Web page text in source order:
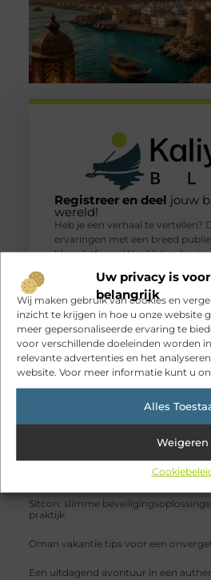
Uw privacy is
belangrijk
Wij maken gebruik van cookies en
inzicht te krijgen in hoe u onze website
meer gepersonaliseerde ervaring te
voor verschillende doeleinden worden
relevante advertenties en het
website. Voor meer informatie kunt u
Alles
Weigeren
POPULAIRE
Aanbiedingen
Winkelen
RECENTE
Hoe kan het dat we altijd verbonden
steeds vaker alleen voelen?
Sitcon: slimme
praktijk
Oman vakantie tips voor een
Een uitdagend avontuur in een
Registreer en deel jouw
wereld!
Heb je een verhaal te vertellen?
ervaringen met een breed
blogplatform. Word lid en begin
Registreer